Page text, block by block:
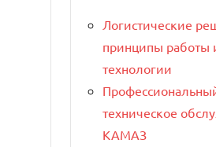
Логистические
принципы работы
технологии
техническое
КАМАЗ